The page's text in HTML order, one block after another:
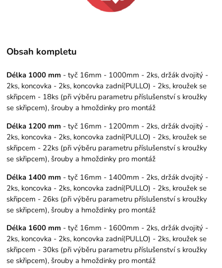
Obsah kompletu
Délka 1000 mm - tyč 16mm - 1000mm - 2ks, držák dvojitý -
2ks, koncovka - 2ks, koncovka zadní(PULLO) - 2ks, kroužek se
skřipcem - 18ks (při výběru parametru příslušenství s kroužky
se skřipcem), šrouby a hmoždinky pro montáž
Délka 1200 mm - tyč 16mm - 1200mm - 2ks, držák dvojitý -
2ks, koncovka - 2ks, koncovka zadní(PULLO) - 2ks, kroužek se
skřipcem - 22ks (při výběru parametru příslušenství s kroužky
se skřipcem), šrouby a hmoždinky pro montáž
Délka 1400 mm - tyč 16mm - 1400mm - 2ks, držák dvojitý -
2ks, koncovka - 2ks, koncovka zadní(PULLO) - 2ks, kroužek se
skřipcem - 26ks (při výběru parametru příslušenství s kroužky
se skřipcem), šrouby a hmoždinky pro montáž
Délka 1600 mm - tyč 16mm - 1600mm - 2ks, držák dvojitý -
2ks, koncovka - 2ks, koncovka zadní(PULLO) - 2ks, kroužek se
skřipcem - 30ks (při výběru parametru příslušenství s kroužky
se skřipcem), šrouby a hmoždinky pro montáž